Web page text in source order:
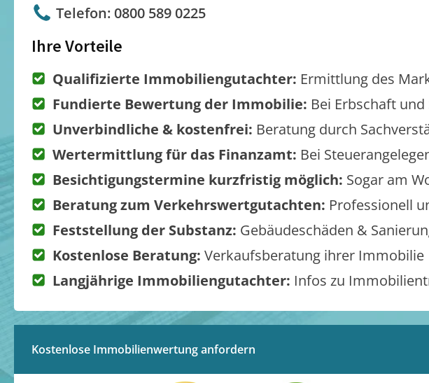
Telefon: 0800 589 0225
Ihre Vorteile
Qualifizierte Immobiliengutachter: Ermittlung des
Fundierte Bewertung der Immobilie: Bei Erbschaft
Unverbindliche & kostenfrei: Beratung durch
Wertermittlung für das Finanzamt: Bei
Besichtigungstermine kurzfristig möglich: Sogar am
Beratung zum Verkehrswertgutachten: Professionell
Feststellung der Substanz: Gebäudeschäden &
Kostenlose Beratung: Verkaufsberatung ihrer Immobilie
Langjährige Immobiliengutachter: Infos zu
Kostenlose Immobilienwertung anfordern